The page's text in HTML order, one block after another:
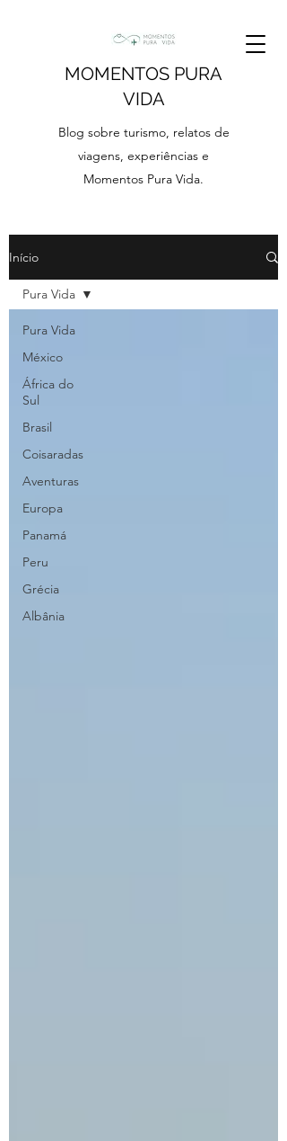
MOMENTOS PURA
VIDA
Blog sobre turismo, relatos de
viagens, experiências e
Momentos Pura Vida.
Início
Pura Vida
México
África do
Sul
Brasil
Coisaradas
Aventuras
Europa
Panamá
Peru
Grécia
Albânia
Pura Vida